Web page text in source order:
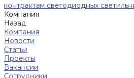
контрактам светодиодных
Компания
Назад
Компания
Новости
Статьи
Проекты
Вакансии
Сотрудники